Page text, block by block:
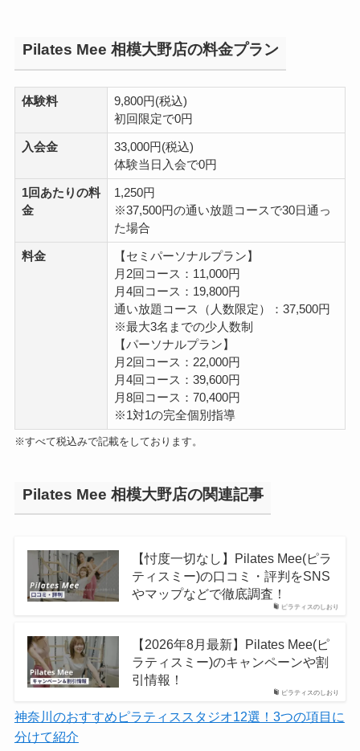
Pilates Mee 相模大野店の料金プラン
体験料
9,800円(税込)
初回限定で0円
入会金
33,000円(税込)
体験当日入会で0円
1回あたりの料
金
1,250円
※37,500円の通い放題コースで30日通っ
た場合
料金
【セミパーソナルプラン】
月2回コース：11,000円
月4回コース：19,800円
通い放題コース（人数限定）：37,500円
※最大3名までの少人数制
【パーソナルプラン】
月2回コース：22,000円
月4回コース：39,600円
月8回コース：70,400円
※1対1の完全個別指導
※すべて税込みで記載をしております。
Pilates Mee 相模大野店の関連記事
ピラティスのしおり
【忖度一切なし】Pilates Mee(ピラ
ティスミー)の口コミ・評判をSNS
やマップなどで徹底調査！
ピラティスのしおり
【2026年8月最新】Pilates Mee(ピ
ラティスミー)のキャンペーンや割
引情報！
神奈川のおすすめピラティススタジオ12選！3つの項目に
分けて紹介